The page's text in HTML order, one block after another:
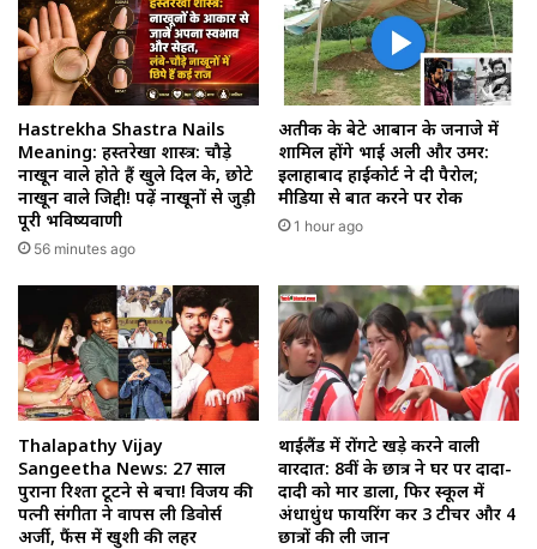
Hastrekha Shastra Nails
Meaning: हस्तरेखा शास्त्र: चौड़े
नाखून वाले होते हैं खुले दिल के, छोटे
नाखून वाले जिद्दी! पढ़ें नाखूनों से जुड़ी
पूरी भविष्यवाणी
56 minutes ago
अतीक के बेटे आबान के जनाजे में
शामिल होंगे भाई अली और उमर:
इलाहाबाद हाईकोर्ट ने दी पैरोल;
मीडिया से बात करने पर रोक
1 hour ago
Thalapathy Vijay
Sangeetha News: 27 साल
पुराना रिश्ता टूटने से बचा! विजय की
पत्नी संगीता ने वापस ली डिवोर्स
अर्जी, फैंस में खुशी की लहर
थाईलैंड में रोंगटे खड़े करने वाली
वारदात: 8वीं के छात्र ने घर पर दादा-
दादी को मार डाला, फिर स्कूल में
अंधाधुंध फायरिंग कर 3 टीचर और 4
छात्रों की ली जान